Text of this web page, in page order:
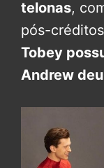
telonas,
pós-
Tobey
Andrew